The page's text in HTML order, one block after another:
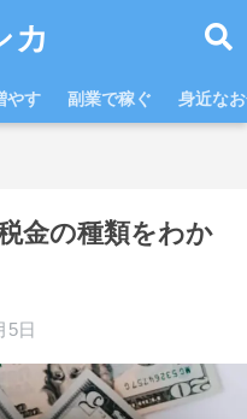
カ
やす 副業で稼ぐ 身近な
金の種類をわか
5日